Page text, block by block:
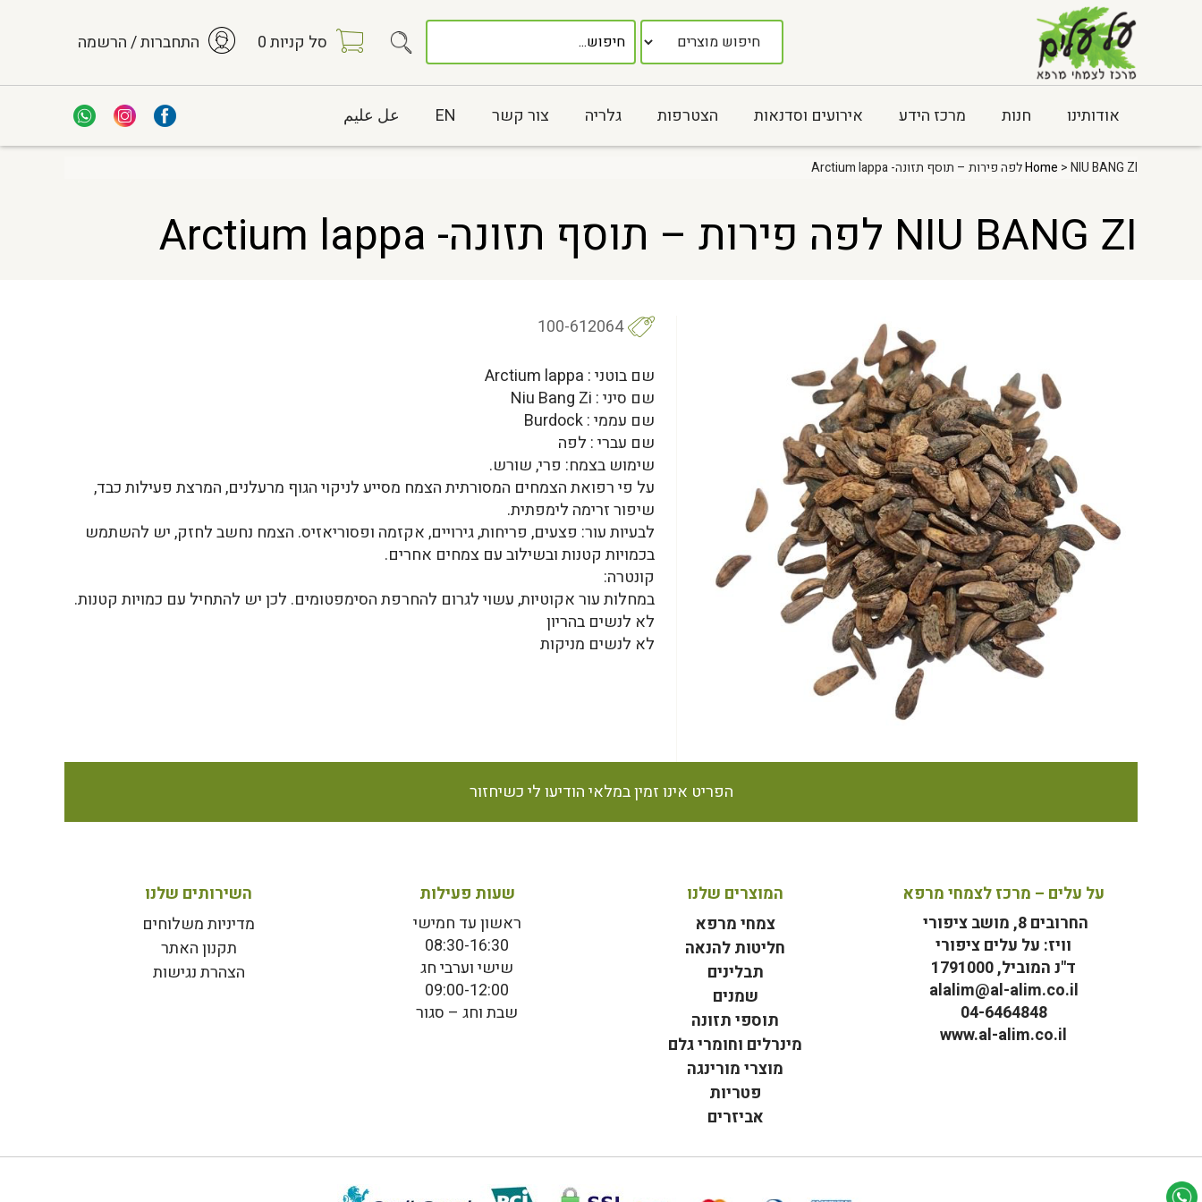
סל קניות0 התחברות / הרשמה
אודותינו חנות מרכז הידע אירועים וסדנאות הצטרפות גלריה צור קשר EN عل عليم
Home > NIU BANG ZI לפה פירות – תוסף תזונה- Arctium lappa
NIU BANG ZI לפה פירות – תוסף תזונה- Arctium lappa
100-612064
שם בוטני : Arctium lappa
שם סיני : Niu Bang Zi
שם עממי : Burdock
שם עברי : לפה
שימוש בצמח: פרי, שורש.
על פי רפואת הצמחים המסורתית הצמח מסייע לניקוי הגוף מרעלנים, המרצת פעילות כבד,
שיפור זרימה לימפתית.
לבעיות עור: פצעים, פריחות, גירויים, אקזמה ופסוריאזיס. הצמח נחשב לחזק, יש להשתמש
בכמויות קטנות ובשילוב עם צמחים אחרים.
קונטרה:
במחלות עור אקוטיות, עשוי לגרום להחרפת הסימפטומים. לכן יש להתחיל עם כמויות קטנות.
לא לנשים בהריון
לא לנשים מניקות
הפריט אינו זמין במלאי הודיעו לי כשיחזור
על עלים – מרכז לצמחי מרפא
החרובים 8, מושב ציפורי
וויז: על עלים ציפורי
ד"נ המוביל, 1791000
alalim@al-alim.co.il
04-6464848
www.al-alim.co.il
המוצרים שלנו
צמחי מרפא
חליטות להנאה
תבלינים
שמנים
תוספי תזונה
מינרלים וחומרי גלם
מוצרי מורינגה
פטריות
אביזרים
שעות פעילות
ראשון עד חמישי
08:30-16:30
שישי וערבי חג
09:00-12:00
שבת וחג – סגור
השירותים שלנו
מדיניות משלוחים
תקנון האתר
הצהרת נגישות